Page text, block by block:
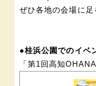
ぜひ各地の会場に足
●桂浜公園でのイベ
「第1回高知